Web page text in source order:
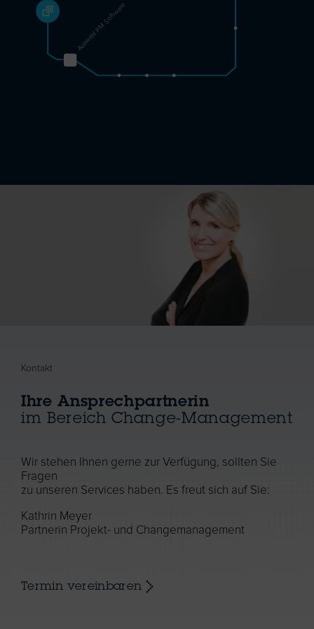
Auswahl PM Software
Kontakt
Ihre Ansprechpartnerin
im Bereich Change-Management
Wir stehen Ihnen gerne zur Verfügung, sollten Sie
Fragen
zu unseren Services haben. Es freut sich auf Sie:
Kathrin Meyer
Partnerin Projekt- und Changemanagement
Termin vereinbaren